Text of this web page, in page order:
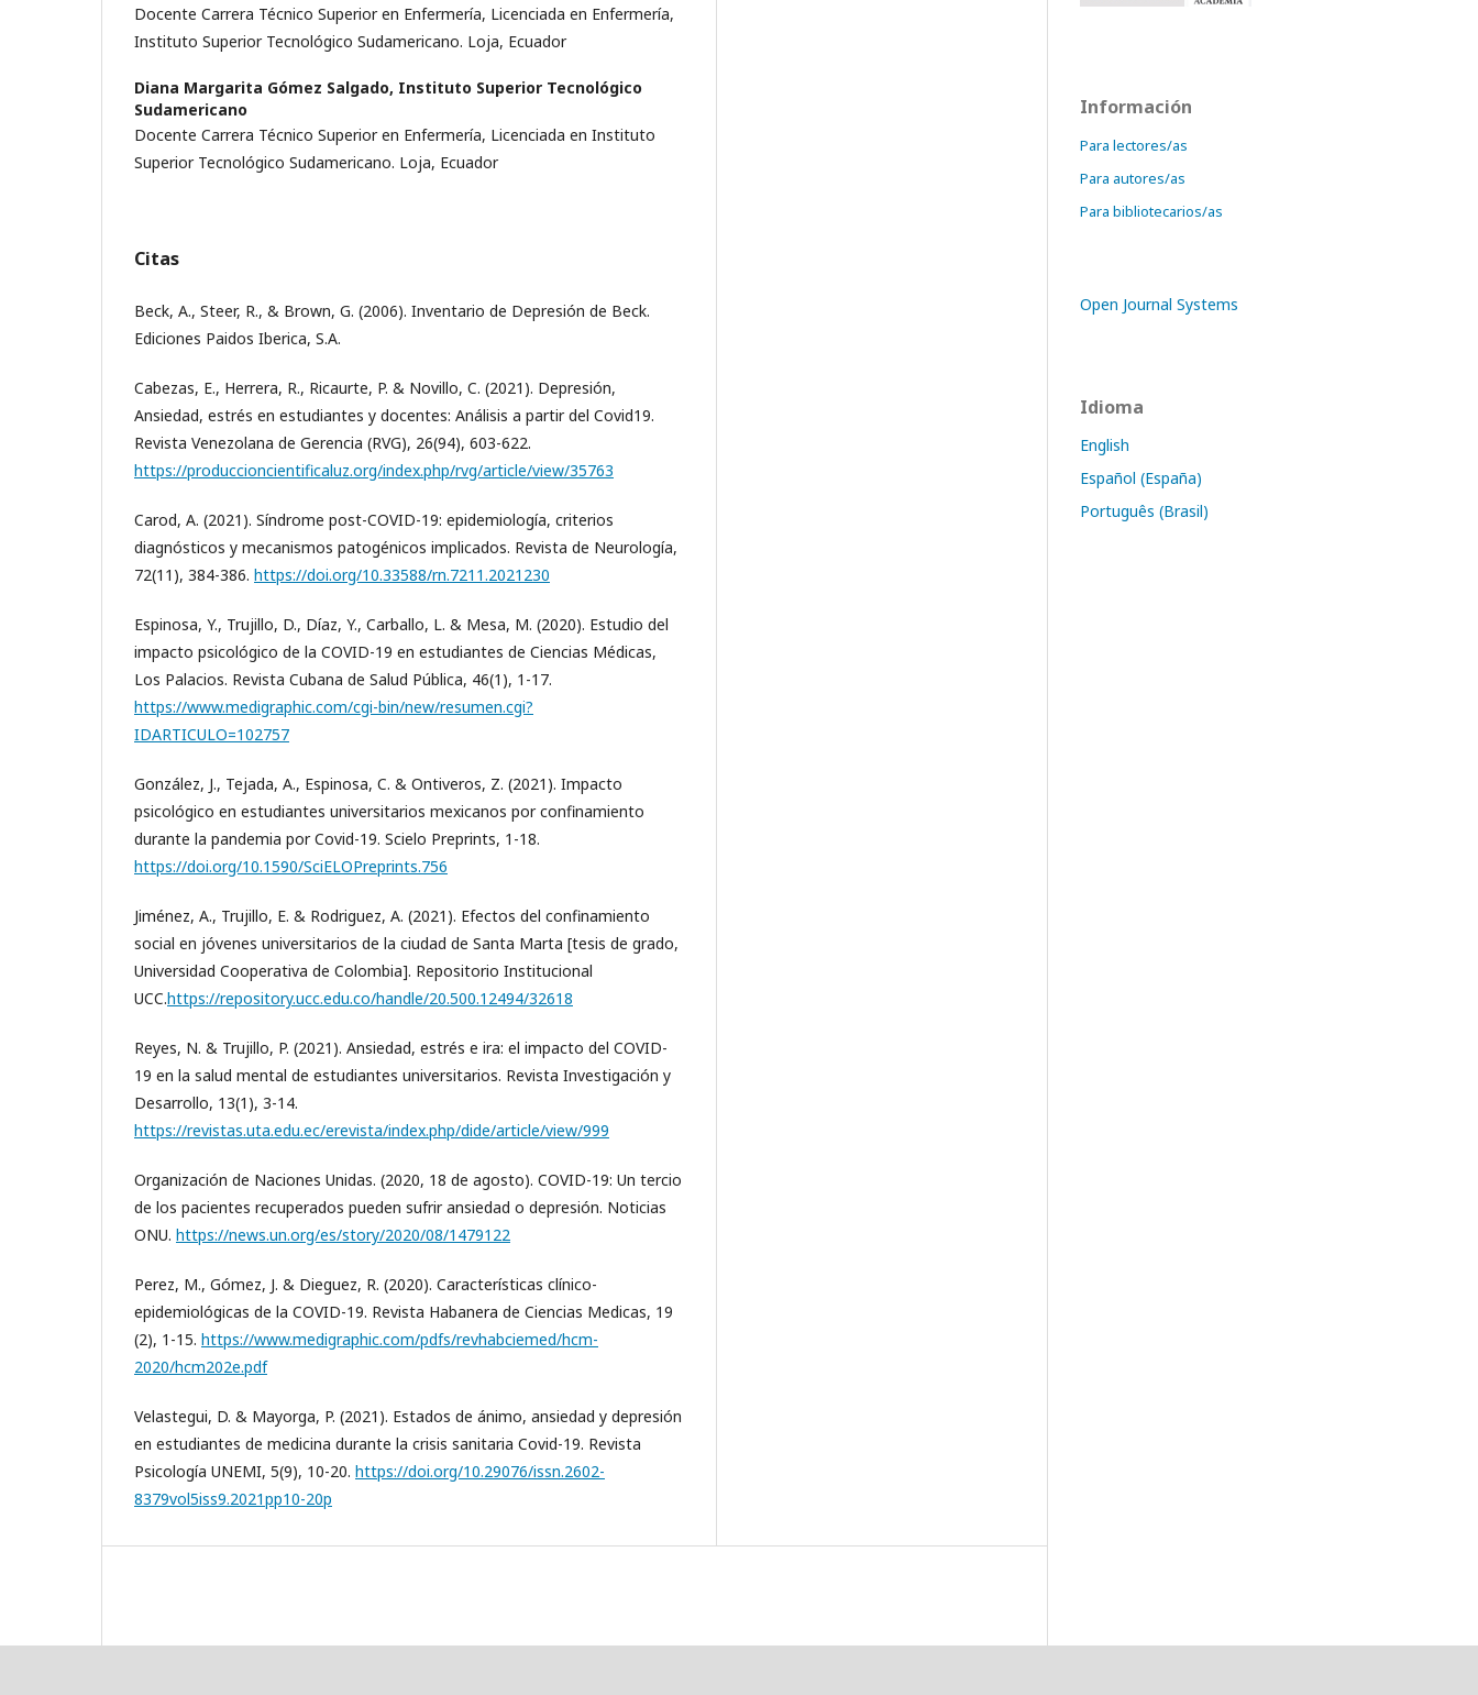
Docente Carrera Técnico Superior en Enfermería, Licenciada en Enfermería,
Instituto Superior Tecnológico Sudamericano. Loja, Ecuador
Diana Margarita Gómez Salgado, Instituto Superior Tecnológico
Sudamericano
Docente Carrera Técnico Superior en Enfermería, Licenciada en Instituto
Superior Tecnológico Sudamericano. Loja, Ecuador
Citas
Beck, A., Steer, R., & Brown, G. (2006). Inventario de Depresión de Beck.
Ediciones Paidos Iberica, S.A.
Cabezas, E., Herrera, R., Ricaurte, P. & Novillo, C. (2021). Depresión,
Ansiedad, estrés en estudiantes y docentes: Análisis a partir del Covid19.
Revista Venezolana de Gerencia (RVG), 26(94), 603-622.
https://produccioncientificaluz.org/index.php/rvg/article/view/35763
Carod, A. (2021). Síndrome post-COVID-19: epidemiología, criterios
diagnósticos y mecanismos patogénicos implicados. Revista de Neurología,
72(11), 384-386. https://doi.org/10.33588/rn.7211.2021230
Espinosa, Y., Trujillo, D., Díaz, Y., Carballo, L. & Mesa, M. (2020). Estudio del
impacto psicológico de la COVID-19 en estudiantes de Ciencias Médicas,
Los Palacios. Revista Cubana de Salud Pública, 46(1), 1-17.
https://www.medigraphic.com/cgi-bin/new/resumen.cgi?
IDARTICULO=102757
González, J., Tejada, A., Espinosa, C. & Ontiveros, Z. (2021). Impacto
psicológico en estudiantes universitarios mexicanos por confinamiento
durante la pandemia por Covid-19. Scielo Preprints, 1-18.
https://doi.org/10.1590/SciELOPreprints.756
Jiménez, A., Trujillo, E. & Rodriguez, A. (2021). Efectos del confinamiento
social en jóvenes universitarios de la ciudad de Santa Marta [tesis de grado,
Universidad Cooperativa de Colombia]. Repositorio Institucional
UCC.https://repository.ucc.edu.co/handle/20.500.12494/32618
Reyes, N. & Trujillo, P. (2021). Ansiedad, estrés e ira: el impacto del COVID-
19 en la salud mental de estudiantes universitarios. Revista Investigación y
Desarrollo, 13(1), 3-14.
https://revistas.uta.edu.ec/erevista/index.php/dide/article/view/999
Organización de Naciones Unidas. (2020, 18 de agosto). COVID-19: Un tercio
de los pacientes recuperados pueden sufrir ansiedad o depresión. Noticias
ONU. https://news.un.org/es/story/2020/08/1479122
Perez, M., Gómez, J. & Dieguez, R. (2020). Características clínico-
epidemiológicas de la COVID-19. Revista Habanera de Ciencias Medicas, 19
(2), 1-15. https://www.medigraphic.com/pdfs/revhabciemed/hcm-
2020/hcm202e.pdf
Velastegui, D. & Mayorga, P. (2021). Estados de ánimo, ansiedad y depresión
en estudiantes de medicina durante la crisis sanitaria Covid-19. Revista
Psicología UNEMI, 5(9), 10-20. https://doi.org/10.29076/issn.2602-
8379vol5iss9.2021pp10-20p
Información
Para lectores/as
Para autores/as
Para bibliotecarios/as
Open Journal Systems
Idioma
English
Español (España)
Português (Brasil)